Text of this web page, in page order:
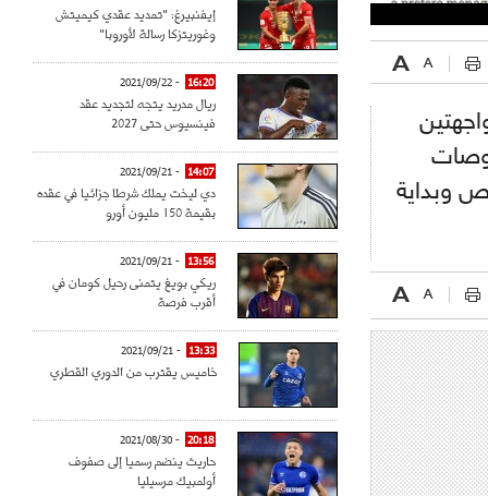
وبداية
إيفنبيرغ: "تمديد عقدي كيميتش
وغوريتزكا رسالة لأوروبا"
16:20
- 2021/09/22
ريال مدريد يتجه لتجديد عقد
فينسيوس حتى 2027
14:07
- 2021/09/21
دي ليخت يملك شرطا جزائيا في عقده
بقيمة 150 مليون أورو
13:56
- 2021/09/21
ريكي بويغ يتمنى رحيل كومان في
أقرب فرصة
13:33
- 2021/09/21
خاميس يقترب من الدوري القطري
20:18
- 2021/08/30
حاريث ينضم رسميا إلى صفوف
أولمبيك مرسيليا